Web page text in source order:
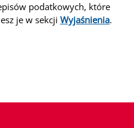
podatkowych, które
je w sekcji Wyjaśnienia.